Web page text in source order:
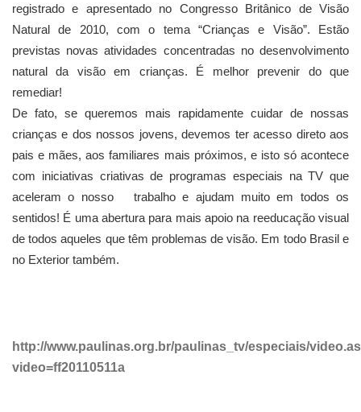
registrado e apresentado no Congresso Britânico de Visão
Natural de 2010, com o tema “Crianças e Visão”. Estão
previstas novas atividades concentradas no desenvolvimento
natural da visão em crianças. É melhor prevenir do que
remediar!
De fato, se queremos mais rapidamente cuidar de nossas
crianças e dos nossos jovens, devemos ter acesso direto aos
pais e mães, aos familiares mais próximos, e isto só acontece
com iniciativas criativas de programas especiais na TV que
aceleram o nosso trabalho e ajudam muito em todos os
sentidos! É uma abertura para mais apoio na reeducação visual
de todos aqueles que têm problemas de visão. Em todo Brasil e
no Exterior também.
http://www.paulinas.org.br/paulinas_tv/especiais/
video=ff20110511a